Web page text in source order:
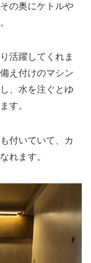
の奥にケトルや
活躍してくれま
え付けのマシン
、水を注ぐとゆ
す。
付いていて、カ
れます。